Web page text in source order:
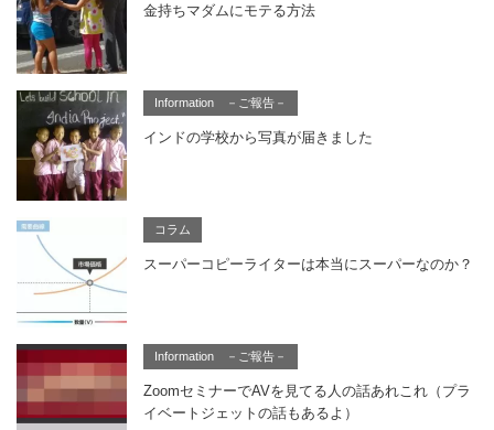
金持ちマダムにモテる方法
Information －ご報告－
インドの学校から写真が届きました
コラム
スーパーコピーライターは本当にスーパーなのか？
Information －ご報告－
ZoomセミナーでAVを見てる人の話あれこれ（プラ
イベートジェットの話もあるよ）